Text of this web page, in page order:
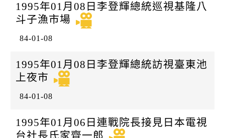
1995年01月08日李登輝總統巡視基隆八
斗子漁市場
84-01-08
1995年01月08日李登輝總統訪視臺東池
上夜市
84-01-08
1995年01月06日連戰院長接見日本電視
台社長氏家齊一郎